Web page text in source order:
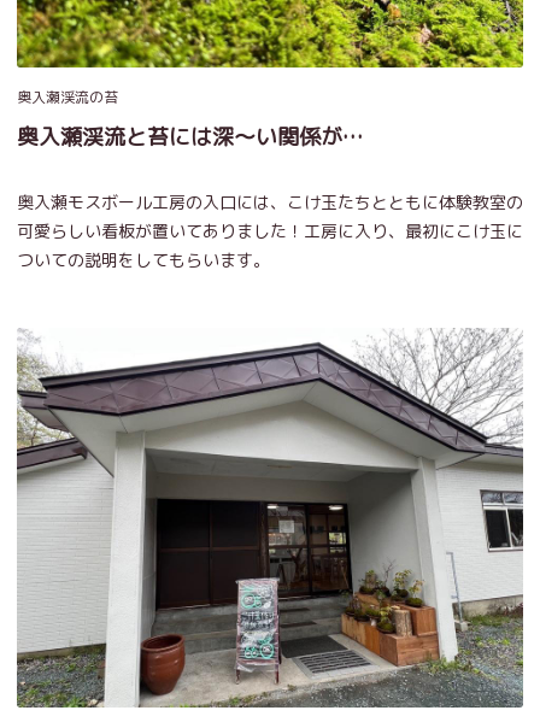
奥入瀬渓流の苔
奥入瀬渓流と苔には深～い関係が…
奥入瀬モスボール工房の入口には、こけ玉たちとともに体験教室の
可愛らしい看板が置いてありました！工房に入り、最初にこけ玉に
ついての説明をしてもらいます。